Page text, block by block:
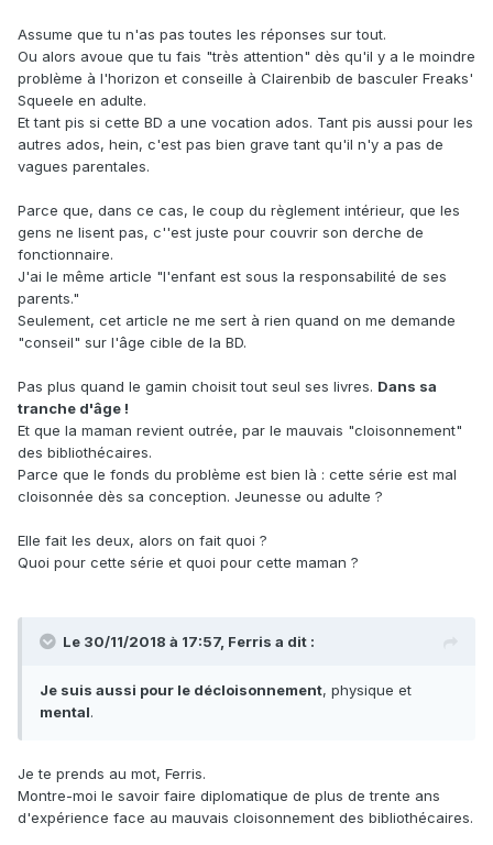
Assume que tu n'as pas toutes les réponses sur tout.
Ou alors avoue que tu fais "très attention" dès qu'il y a le moindre
problème à l'horizon et conseille à Clairenbib de basculer Freaks'
Squeele en adulte.
Et tant pis si cette BD a une vocation ados. Tant pis aussi pour les
autres ados, hein, c'est pas bien grave tant qu'il n'y a pas de
vagues parentales.
Parce que, dans ce cas, le coup du règlement intérieur, que les
gens ne lisent pas, c''est juste pour couvrir son derche de
fonctionnaire.
J'ai le même article "l'enfant est sous la responsabilité de ses
parents."
Seulement, cet article ne me sert à rien quand on me demande
"conseil" sur l'âge cible de la BD.
Pas plus quand le gamin choisit tout seul ses livres. Dans sa
tranche d'âge !
Et que la maman revient outrée, par le mauvais "cloisonnement"
des bibliothécaires.
Parce que le fonds du problème est bien là : cette série est mal
cloisonnée dès sa conception. Jeunesse ou adulte ?
Elle fait les deux, alors on fait quoi ?
Quoi pour cette série et quoi pour cette maman ?
Le 30/11/2018 à 17:57, Ferris a dit :
Je suis aussi pour le décloisonnement, physique et
mental.
Je te prends au mot, Ferris.
Montre-moi le savoir faire diplomatique de plus de trente ans
d'expérience face au mauvais cloisonnement des bibliothécaires.